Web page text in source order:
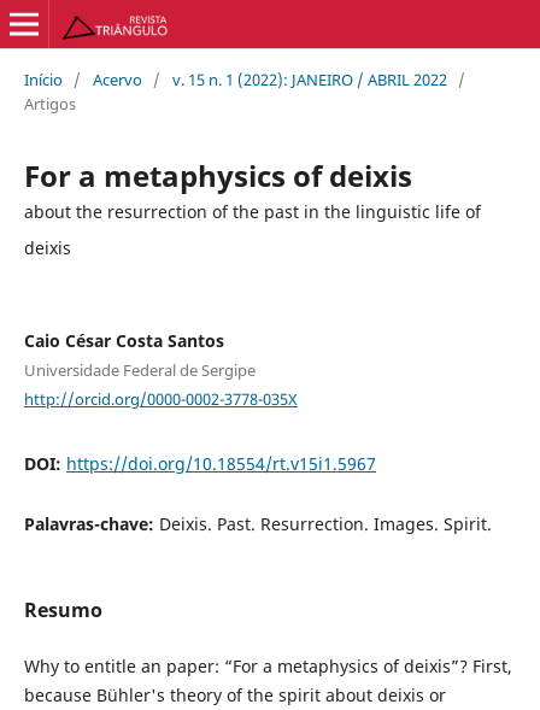
Início / Acervo / v. 15 n. 1 (2022): JANEIRO / ABRIL 2022 /
Artigos
For a metaphysics of deixis
about the resurrection of the past in the linguistic life of
deixis
Caio César Costa Santos
Universidade Federal de Sergipe
http://orcid.org/0000-0002-3778-035X
DOI: https://doi.org/10.18554/rt.v15i1.5967
Palavras-chave: Deixis. Past. Resurrection. Images. Spirit.
Resumo
Why to entitle an paper: “For a metaphysics of deixis”? First,
because Bühler's theory of the spirit about deixis or